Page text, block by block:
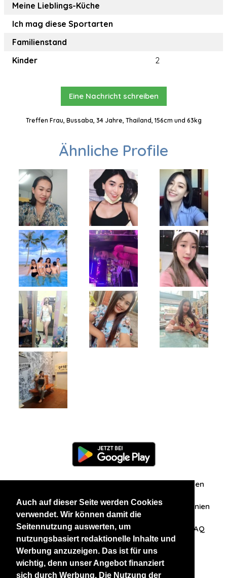
Auch auf dieser Seite werden Cookies
verwendet. Wir können damit die
Seitennutzung auswerten, um
nutzungsbasiert redaktionelle Inhalte und
Werbung anzuzeigen. Das ist für uns
wichtig, denn unser Angebot finanziert
sich durch Werbung. Die Nutzung der
Meine Lieblings-Küche
Ich mag diese Sportarten
Familienstand
Kinder
2
Eine Nachricht schreiben
Treffen Frau, Bussaba, 34 Jahre, Thailand, 156cm und 63kg
Ähnliche Profile
Zuschriften/Erfahrungen
Datenschutzerklärung AGB Datenschutzrichtlinien
Nehmen Sie Kontakt mit uns auf FAQ
Unsere anderen Websites